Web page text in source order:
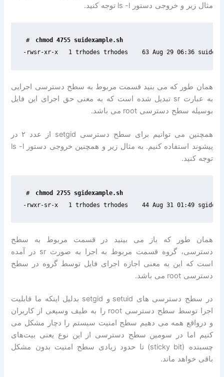
مثال زیر و خروجی دستورls -l توجه کنید .
#
chmod 4755 suidexample.sh
-rwsr-xr-x   1 trhodes trhodes    63 Aug 29 06:36
همان طور که می بنید قسمت مربوط به سطح دسترسی اجرایی
به عبارت sr تبدیل شده است که به معنی حق اجرای این فایل
بوسیله سطح دسترسیroot می باشد .
همچنین می توانیم برای سطح دسترسی setgid از عدد ۲ در
پیشوند استفاده کنیم. به مثال زیر و همچنین خروجی دستورls -l
توجه کنید .
#
chmod 2755 sgidexample.sh
-rwxr-sr-x   1 trhodes trhodes    44 Aug 31 01:49
همان طور که باز می بینید در قسمت مربوط به سطح
دسترسی، گروه قسمت مربوط به اجرا به صورت sr در آمده
است که این به معنی اجازه اجرای فایل توسط گروه در سطح
دسترسیroot می باشد .
در سطح دسترسی های setuid و setgid بدلیل اینکه ما قابلیت
اجرا توسط سطح دسترسیroot را به طیف وسیعی از کاربران
و در‌واقع همه می دهیم سطح امنیت سیستم را دچار مشکل می
کنیم اما در سومین سطح دسترسی از این نوع یعنی بیت‌های
چسبنده (sticky bit)
تا حدود زیادی سطح امنیت بدون مشکل
باقی خواهد ماند.